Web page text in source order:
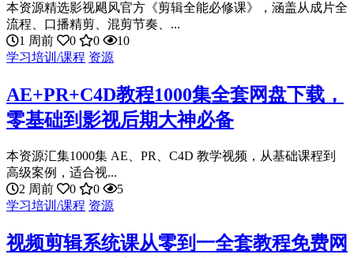
本资源精选影视飓风官方《剪辑全能必修课》，涵盖从成片全
流程、口播精剪、混剪节奏、...
1 周前
0 0
10
学习培训/课程 资源
AE+PR+C4D教程1000集全套网盘下载，
零基础到影视后期大神必备
本资源汇集1000集 AE、PR、C4D 教学视频，从基础课程到
高级案例，适合视...
2 周前
0 0
5
学习培训/课程 资源
视频剪辑系统课从零到一全套教程免费网